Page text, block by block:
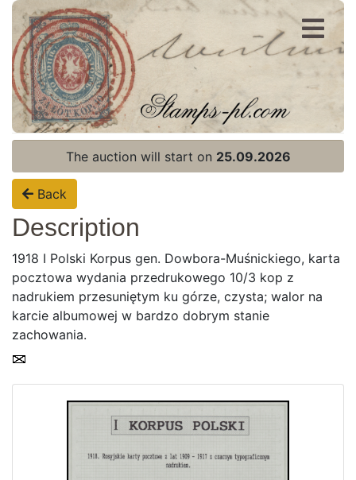
Register
Login
Home page
Current auction
The auction will start on 25.09.2026
Back
Description
1918 I Polski Korpus gen. Dowbora-Muśnickiego, karta
pocztowa wydania przedrukowego 10/3 kop z
nadrukiem przesuniętym ku górze, czysta; walor na
karcie albumowej w bardzo dobrym stanie
zachowania.